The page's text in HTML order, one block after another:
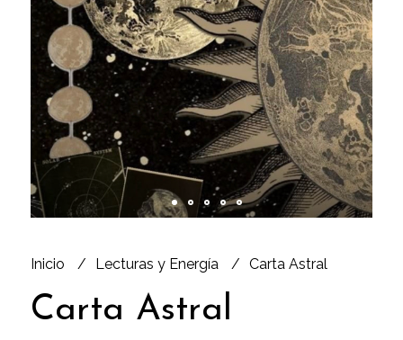
Inicio Lecturas y Energía Carta Astral
Carta Astral